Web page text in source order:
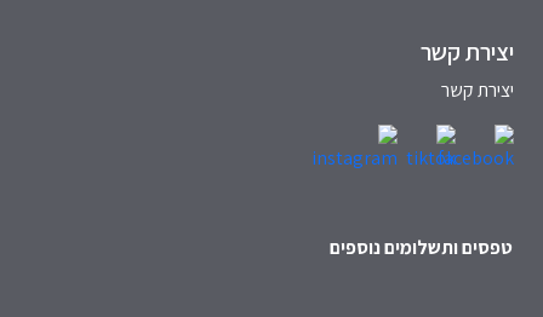
יצירת קשר
יצירת קשר
טפסים ותשלומים נוספים